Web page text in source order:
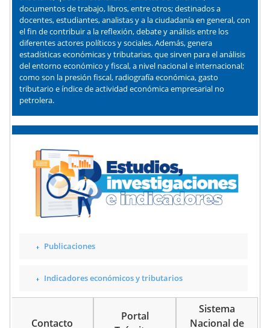
documentos de trabajo, libros, entre otros; destinados a
docentes, estudiantes, analistas y a la ciudadanía en general, con
el fin de contribuir a la reflexión, debate y análisis entre los
diferentes actores políticos y sociales. Además, genera
estadísticas económicas y tributarias, que sirven para el análisis
del entorno económico y fiscal, a nivel nacional e internacional;
como son la presión fiscal, radiografía económica, gasto
tributario e índice de actividad económica empresarial no
petrolera.
Publicaciones
Indicadores económicos y tributarios
Contacto
Portal
Sistema
Nacional de